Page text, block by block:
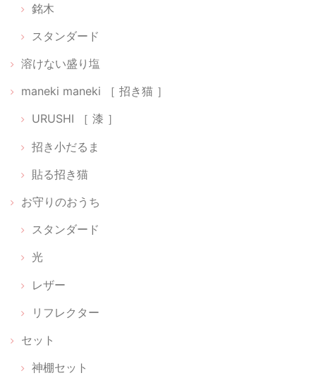
ちいさな神具：にほんのいろ【 無垢 】
貼る神棚【 Cat 01 】
2026/02/22
光のお供え【 水･米･塩 】
作られていてしばらく鑑賞してました。毎朝拝見してお祈りするのも楽
しみです。 素敵な品をありがとうございます。大切に致します。
銘木
スタンダード
溶けない盛り塩
maneki maneki ［ 招き猫 ］
URUSHI ［ 漆 ］
招き小だるま
貼る招き猫
お守りのおうち
スタンダード
光
レザー
リフレクター
セット
神棚セット